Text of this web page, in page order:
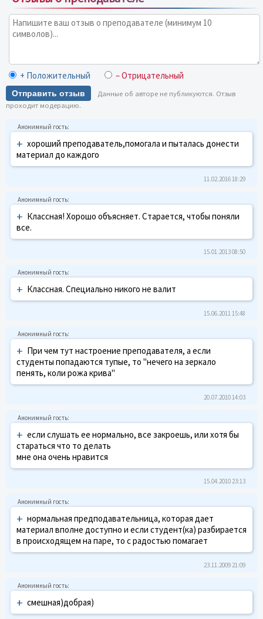
+ Положительный – Отрицательный
Отправить отзыв
Данные об авторе не публикуются. Отзыв
проходит модерацию.
+ хороший преподаватель,помогала и пыталась донести
материал до каждого
11.02.2016 18:29
+ Классная! Хорошо объясняет. Старается, чтобы поняли
все.
15.01.2013 08:50
+ Классная. Специально никого не валит
15.06.2011 15:48
+ При чем тут настроение преподавателя, а если
студенты попадаются тупые, то "нечего на зеркало
пенять, коли рожа крива"
20.07.2010 14:03
+ если слушать ее нормально, все закроешь, или хотя бы
стараться что то делать
мне она очень нравится
15.04.2010 23:13
+ нормальная предподавательница, которая дает
материал вполне доступно и если студент(ка) разбирается
в происходящем на паре, то с радостью помагает
23.11.2009 21:09
+ смешная)добрая)